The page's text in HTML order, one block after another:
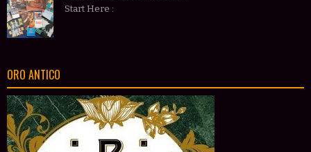
Start Here :
ORO ANTICO